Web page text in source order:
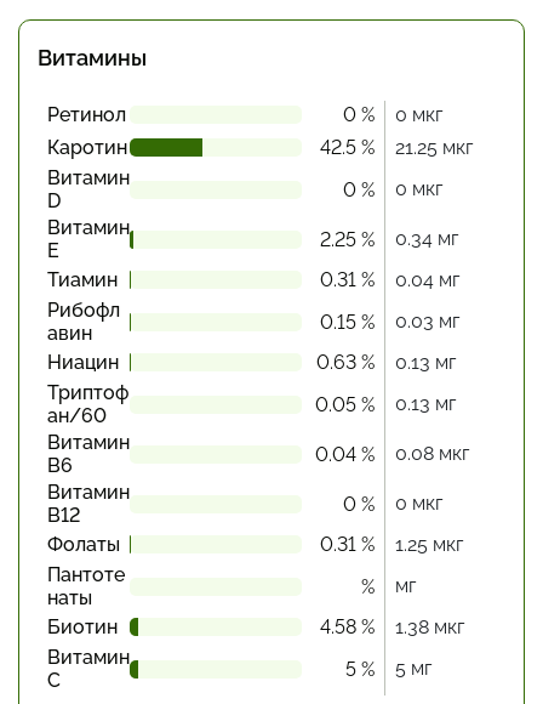
Витамины
Ретинол 0 %
0 мкг
Каротин
42.5 %
21.25 мкг
Витамин
D
0 %
0 мкг
Витамин
Е
2.25 %
0.34 мг
Тиамин
0.31 %
0.04 мг
Рибофл
авин
0.15 %
0.03 мг
Ниацин
0.63 %
0.13 мг
Триптоф
ан/60
0.05 %
0.13 мг
Витамин
В6
0.04 %
0.08 мкг
Витамин
В12
0 %
0 мкг
Фолаты
0.31 %
1.25 мкг
Пантоте
наты
%
мг
Биотин
4.58 %
1.38 мкг
Витамин
С
5 % 5 мг